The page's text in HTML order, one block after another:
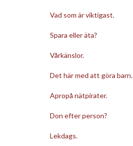
Vad som är viktigast.
Spara eller äta?
Vårkänslor.
Det här med att göra barn.
Apropå nätpirater.
Don efter person?
Lekdags.